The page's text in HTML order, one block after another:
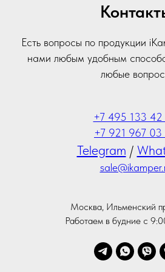
Есть вопросы по продукции
нами любым удобным
любые
+7 495 133
+7 921 967 03
Telegram /
Москва, Ильменский
Работаем в будние с